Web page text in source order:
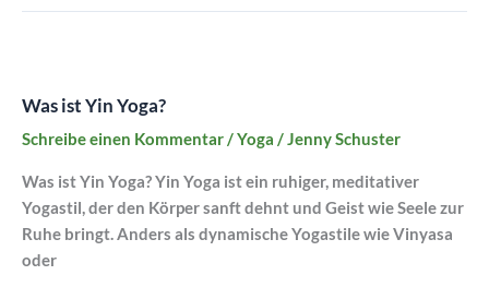
Was ist Yin Yoga?
Schreibe einen Kommentar/Yoga /Jenny Schuster
Was ist Yin Yoga? Yin Yoga ist ein ruhiger, meditativer
Yogastil, der den Körper sanft dehnt und Geist wie Seele zur
Ruhe bringt. Anders als dynamische Yogastile wie Vinyasa
oder
Yin
Yoga?